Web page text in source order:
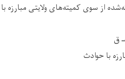
از سوی کمیته‌های ولایتی مبارزه
با حوادث